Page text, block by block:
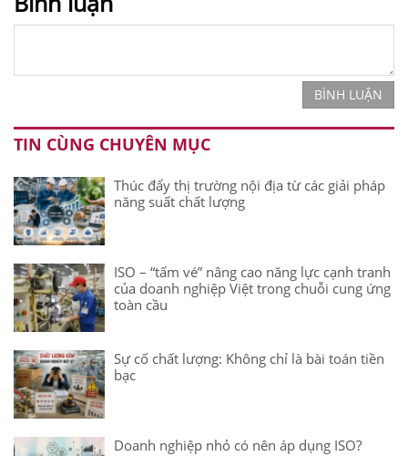
BÌNH LUẬN
TIN CÙNG CHUYÊN MỤC
Thúc đẩy thị trường nội địa từ các giải pháp
năng suất chất lượng
ISO – “tấm vé” nâng cao năng lực cạnh tranh
của doanh nghiệp Việt trong chuỗi cung ứng
toàn cầu
Sự cố chất lượng: Không chỉ là bài toán tiền
bạc
Doanh nghiệp nhỏ có nên áp dụng ISO?